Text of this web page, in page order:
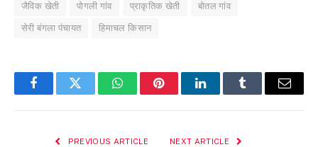
जैविक खेती पोगली गांव प्राकृतिक खेती बोतल गांव
सेरी बंगला पंचायत हिमाचल किसान
FacebookTwitter WhatsAppPinterestLinkedInTumblr Email
PREVIOUS ARTICLE NEXT ARTICLE